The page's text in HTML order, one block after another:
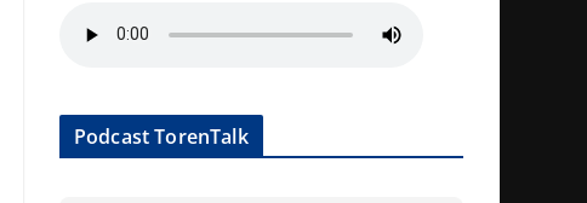
Podcast TorenTalk